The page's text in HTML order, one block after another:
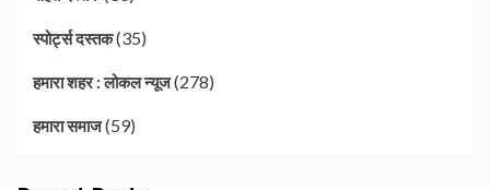
स्पोर्ट्स दस्तक(35)
हमारा शहर : लोकल न्यूज(278)
हमारा समाज(59)